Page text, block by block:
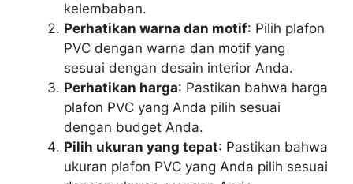
kelembaban.
Perhatikan warna dan motif: Pilih plafon
PVC dengan warna dan motif yang
sesuai dengan desain interior Anda.
Perhatikan harga: Pastikan bahwa harga
plafon PVC yang Anda pilih sesuai
dengan budget Anda.
Pilih ukuran yang tepat: Pastikan bahwa
ukuran plafon PVC yang Anda pilih sesuai